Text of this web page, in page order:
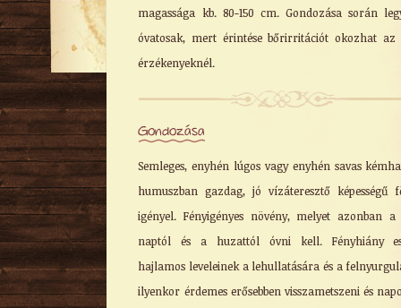
magassága kb. 80-150 cm. Gondozása során
óvatosak, mert érintése bőrirritációt okozhat
érzékenyeknél.
Gondozása
Semleges, enyhén lúgos vagy enyhén savas
humuszban gazdag, jó vízáteresztő képességű
igényel. Fényigényes növény, melyet azonban a
naptól és a huzattól óvni kell. Fényhiány
hajlamos leveleinek a lehullatására és a
ilyenkor érdemes erősebben visszametszeni és